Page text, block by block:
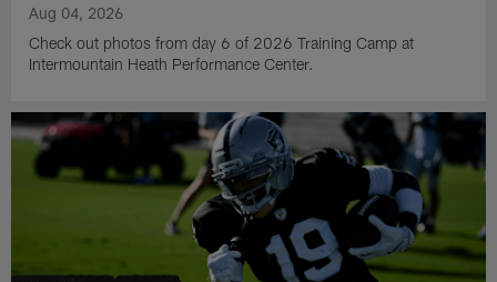
Aug 04, 2026
Check out photos from day 6 of 2026 Training Camp at
Intermountain Heath Performance Center.